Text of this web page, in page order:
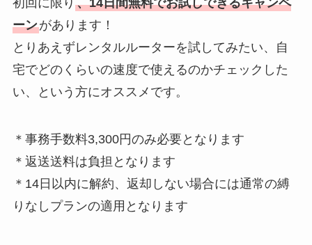
ーンがあります！
とりあえずレンタルルーターを試してみたい、自
宅でどのくらいの速度で使えるのかチェックした
い、という方にオススメです。
＊事務手数料3,300円のみ必要となります
＊返送送料は負担となります
＊14日以内に解約、返却しない場合には通常の縛
りなしプランの適用となります